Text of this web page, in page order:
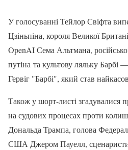
У голосуванні Тейлор Свіфта
Цзіньпіна, короля Великої
OpenAI Сема Альтмана,
путіна та культову ляльку Барбі
Гервіг "Барбі", який став
Також у шорт-листі згадувалися
на судових процесах проти
Дональда Трампа, голова
США Джером Пауелл, сценаристи